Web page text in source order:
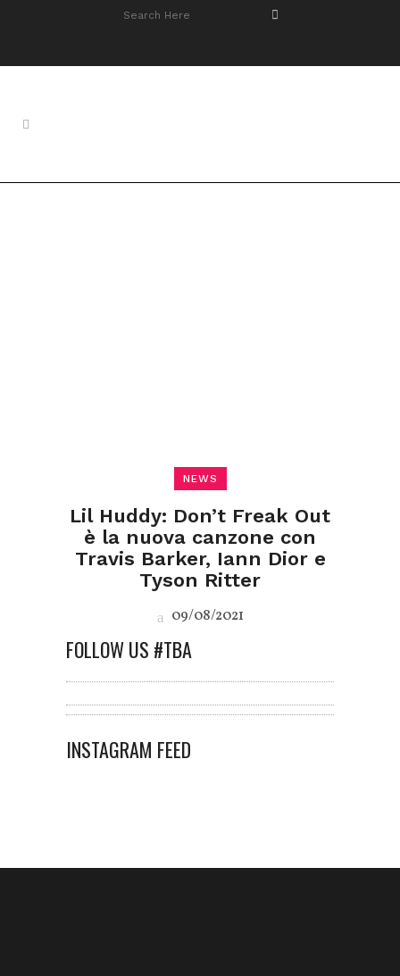
NEWS
Lil Huddy: Don’t Freak Out
è la nuova canzone con
Travis Barker, Iann Dior e
Tyson Ritter
09/08/2021
FOLLOW US #TBA
INSTAGRAM FEED